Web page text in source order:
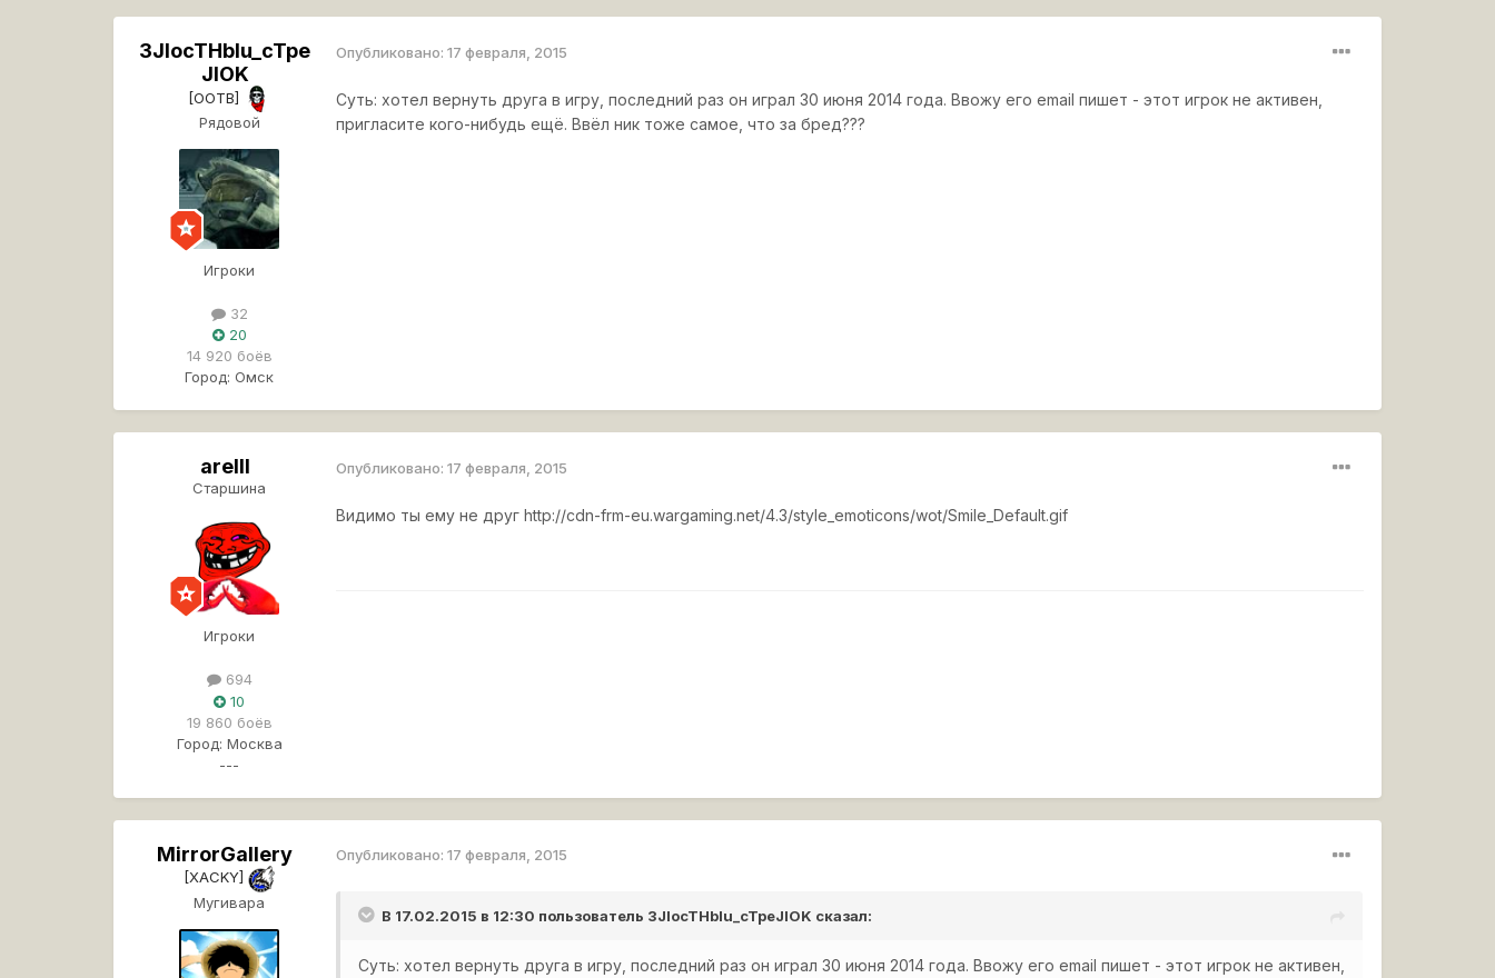
3JIocTHbIu_cTpe
JIOK
[OOTB]
Рядовой
Игроки
32
20
14 920 боёв
Город: Омск
Опубликовано:17 февраля, 2015
Суть: хотел вернуть друга в игру, последний раз он играл 30 июня 2014 года. Ввожу его email пишет - этот игрок не активен,
пригласите кого-нибудь ещё. Ввёл ник тоже самое, что за бред???
arelll
Старшина
Игроки
694
10
19 860 боёв
Город: Москва
---
Опубликовано:17 февраля, 2015
Видимо ты ему не другhttp://cdn-frm-eu.wargaming.net/4.3/style_emoticons/wot/Smile_Default.gif
MirrorGallery
[XACKY]
Мугивара
Опубликовано:17 февраля, 2015
В 17.02.2015 в 12:30 пользователь 3JIocTHbIu_cTpeJIOK сказал:
Суть: хотел вернуть друга в игру, последний раз он играл 30 июня 2014 года. Ввожу его email пишет - этот игрок не активен,